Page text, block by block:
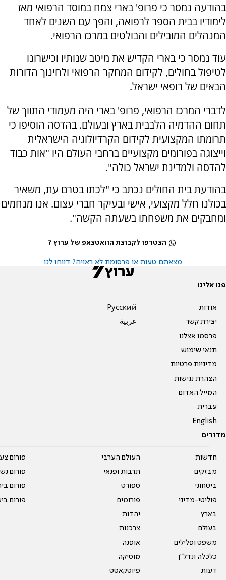
בהודעה נמסר כי פרופ' בארי צמח במוסד הרפואי מאז
לימודיו בבית הספר לרפואה, והפך עם השנים לאחד
המנהלים המובילים והבולטים במרכז הרפואי.
עוד נמסר כי בארי הקדיש את מיטב שנותיו וכישרונו
לטיפול בחולים, לקידום המחקר הרפואי ולחינוך הדורות
הבאים של רופאי ישראל.
לדברי המרכז הרפואי, פרופ' בארי היה מעמודי התווך של
תחום ההדמיה הלבבית בארץ ובעולם. בהדסה הוסיפו כי
תרומתו המקצועית לקידום הקרדיולוגיה הישראלית
וייצוגה בפורומים מקצועיים ברחבי העולם היו "אות כבוד
להדסה ולמדינת ישראל כולה".
בהודעת בית החולים נכתב כי "לכתו בטרם עת, משאיר
בכולנו חלל מקצועי, אישי ובעיקר חברי עצום. אנו מנחמים
ומחבקים את משפחתו בשעתה הקשה".
הצטרפו לקבוצת הוואטצאפ של ערוץ 7
מצאתם טעות או פרסומת לא ראויה? דווחו לנו
פנו אלינו
אודות
יצירת קשר
פרסמו אצלנו
תנאי שימוש
מדיניות פרטיות
הצהרת נגישות
המייל האדום
עברית
English
Pусский
عربية
מדורים
חדשות
מבזקים
ביטחוני
פוליטי-מדיני
בארץ
בעולם
משפט ופלילים
כלכלה ונדל"ן
דעות
העולם הערבי
תרבות ופנאי
ספורט
פורומים
יהדות
צרכנות
אופנה
מוסיקה
פיוטקאסט
פורום
פורום
פורום
פורום